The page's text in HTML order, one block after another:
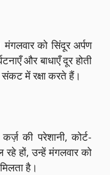
को सिंदूर अर्पण
और बाधाएँ दूर होती
संकट में रक्षा करते हैं।
की परेशानी, कोर्ट-
हों, उन्हें मंगलवार को
है।